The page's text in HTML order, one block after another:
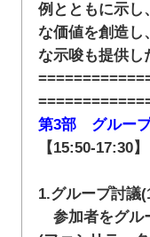
例とともに示し
な価値を創造し
な示唆も提供し
第3部 グループ
【15:50-17:30】
1.グループ討議
参加者をグル